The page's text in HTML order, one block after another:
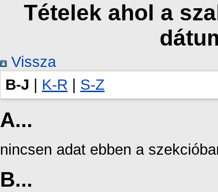
Tételek ahol a
Vissza
B-J
K-R S-Z
A...
nincsen adat ebben a
B...